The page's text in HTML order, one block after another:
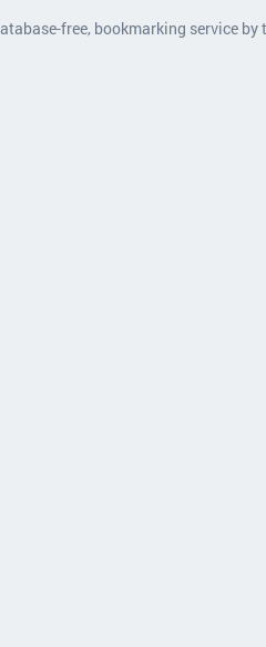
free, bookmarking service